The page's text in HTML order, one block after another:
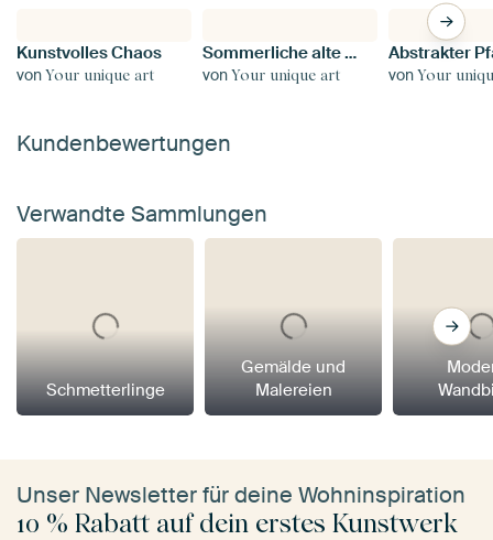
Kunstvolles Chaos
vonYour unique art
Sommerliche alte Meister am Strand Nr. 4
vonYour unique art vonYour
Kundenbewertungen
Verwandte Sammlungen
Schmetterlinge
Gemälde und
Malereien
Unser Newsletter für deine Wohninspiration
10 % Rabatt auf dein erstes Kunstwerk